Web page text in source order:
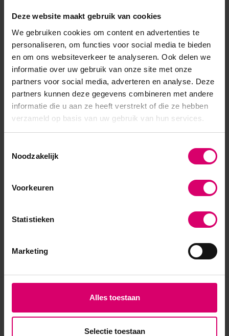
Deze website maakt gebruik van cookies
We gebruiken cookies om content en advertenties te
personaliseren, om functies voor social media te bieden
en om ons websiteverkeer te analyseren. Ook delen we
informatie over uw gebruik van onze site met onze
partners voor social media, adverteren en analyse. Deze
partners kunnen deze gegevens combineren met andere
informatie die u aan ze heeft verstrekt of die ze hebben
verzameld op basis van uw gebruik van hun services.
Noodzakelijk
Voorkeuren
Statistieken
Marketing
Alles toestaan
Selectie toestaan
Product specificaties
Artikelnummer 12478
SKU 110548